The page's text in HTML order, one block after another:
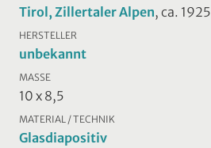
Tirol, Zillertaler Alpen, ca. 1925
HERSTELLER
unbekannt
MASSE
10 x 8,5
MATERIAL / TECHNIK
Glasdiapositiv